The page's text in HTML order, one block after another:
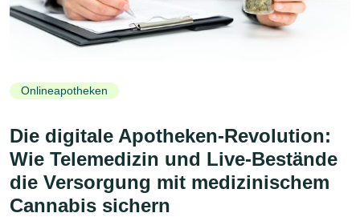
Onlineapotheken
Die digitale Apotheken-Revolution:
Wie Telemedizin und Live-Bestände
die Versorgung mit medizinischem
Cannabis sichern